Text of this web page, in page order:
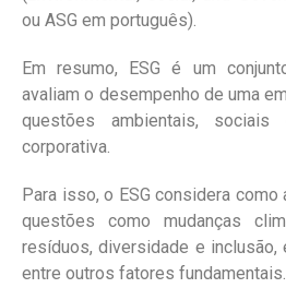
ou ASG em português).
Em resumo, ESG é um
avaliam o desempenho de uma
questões ambientais, sociais
corporativa.
Para isso, o ESG considera
questões como mudanças
resíduos, diversidade e inclusão,
entre outros fatores fundamentais.